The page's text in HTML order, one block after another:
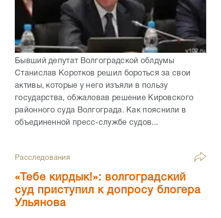
Бывший депутат Волгоградской облдумы
Станислав Коротков решил бороться за свои
активы, которые у него изъяли в пользу
государства, обжаловав решение Кировского
районного суда Волгограда. Как пояснили в
объединенной пресс-службе судов...
Расследования
«Тебе кирдык!»: волгоградский
суд приступил к допросу блогера
Ульянова